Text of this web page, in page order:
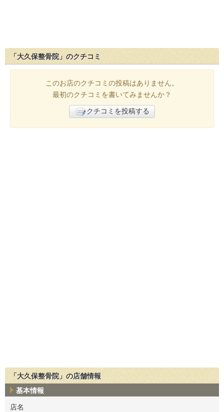
「大久保整骨院」のクチコミ
このお店のクチコミの投稿はありません。
最初のクチコミを書いてみませんか？
クチコミを投稿する
「大久保整骨院」の店舗情報
基本情報
店名